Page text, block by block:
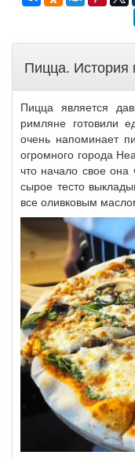
Пицца. История
Пицца является
римляне готовили
очень напоминает
огромного города
что начало свое она
сырое тесто
все оливковым